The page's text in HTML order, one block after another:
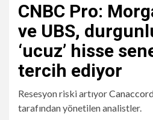
CNBC Pro:
ve UBS,
‘ucuz’ hisse
tercih ediyor
Resesyon riski artıyor
tarafından yönetilen analistler.